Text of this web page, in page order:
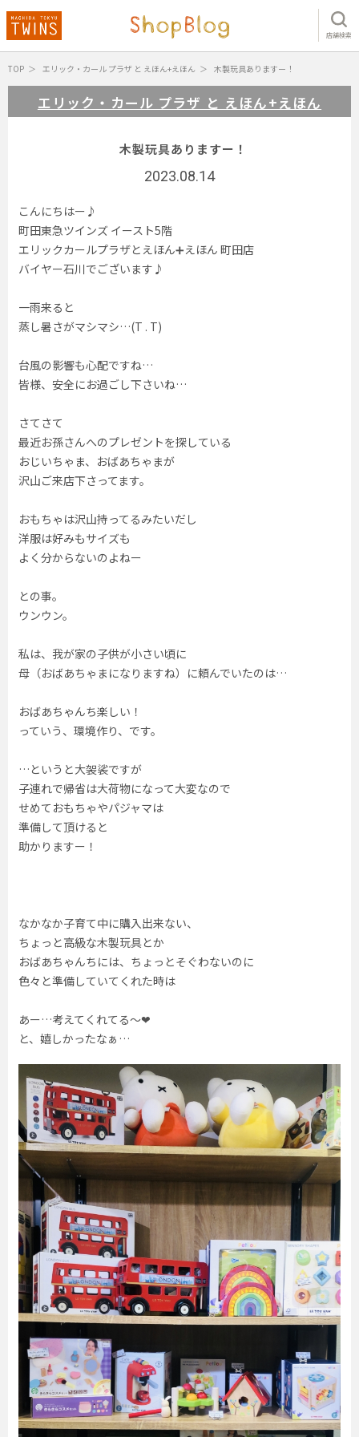
店舗検索
TOP エリック・カール プラザ と えほん+えほん 木製玩具ありますー！
エリック・カール プラザ と えほん+えほん
木製玩具ありますー！
2023.08.14
こんにちはー♪
町田東急ツインズ イースト5階
エリックカールプラザとえほん➕えほん 町田店
バイヤー石川でございます♪
一雨来ると
蒸し暑さがマシマシ…(T . T)
台風の影響も心配ですね…
皆様、安全にお過ごし下さいね…
さてさて
最近お孫さんへのプレゼントを探している
おじいちゃま、おばあちゃまが
沢山ご来店下さってます。
おもちゃは沢山持ってるみたいだし
洋服は好みもサイズも
よく分からないのよねー
との事。
ウンウン。
私は、我が家の子供が小さい頃に
母（おばあちゃまになりますね）に頼んでいたのは…
おばあちゃんち楽しい！
っていう、環境作り、です。
…というと大袈裟ですが
子連れで帰省は大荷物になって大変なので
せめておもちゃやパジャマは
準備して頂けると
助かりますー！
なかなか子育て中に購入出来ない、
ちょっと高級な木製玩具とか
おばあちゃんちには、ちょっとそぐわないのに
色々と準備していてくれた時は
あー…考えてくれてる〜❤︎
と、嬉しかったなぁ…